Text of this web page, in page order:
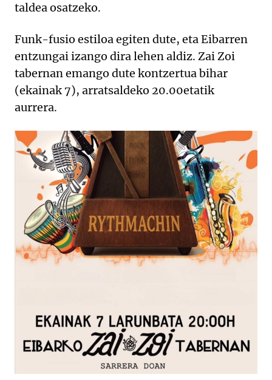
taldea osatzeko.
Funk-fusio estiloa egiten dute, eta Eibarren
entzungai izango dira lehen aldiz. Zai Zoi
tabernan emango dute kontzertua bihar
(ekainak 7), arratsaldeko 20.00etatik
aurrera.